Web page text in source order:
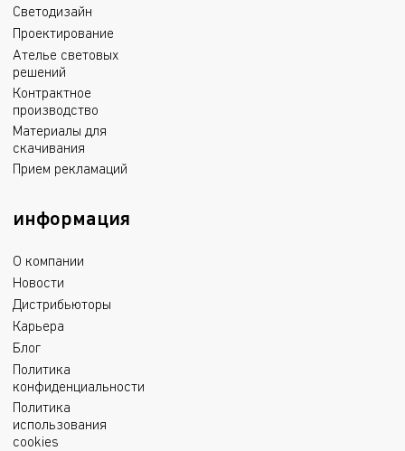
Светодизайн
Проектирование
Ателье световых
решений
Контрактное
производство
Материалы для
скачивания
Прием рекламаций
информация
О компании
Новости
Дистрибьюторы
Карьера
Блог
Политика
конфиденциальности
Политика
использования
cookies